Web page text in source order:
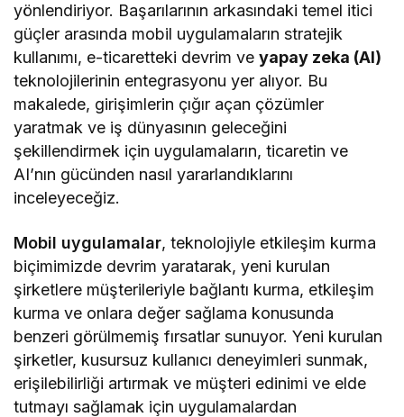
yönlendiriyor. Başarılarının arkasındaki temel itici
güçler arasında mobil uygulamaların stratejik
kullanımı, e-ticaretteki devrim veyapay zeka (AI)
teknolojilerinin entegrasyonu yer alıyor. Bu
makalede, girişimlerin çığır açan çözümler
yaratmak ve iş dünyasının geleceğini
şekillendirmek için uygulamaların, ticaretin ve
AI’nın gücünden nasıl yararlandıklarını
inceleyeceğiz.
Mobil uygulamalar, teknolojiyle etkileşim kurma
biçimimizde devrim yaratarak, yeni kurulan
şirketlere müşterileriyle bağlantı kurma, etkileşim
kurma ve onlara değer sağlama konusunda
benzeri görülmemiş fırsatlar sunuyor. Yeni kurulan
şirketler, kusursuz kullanıcı deneyimleri sunmak,
erişilebilirliği artırmak ve müşteri edinimi ve elde
tutmayı sağlamak için uygulamalardan